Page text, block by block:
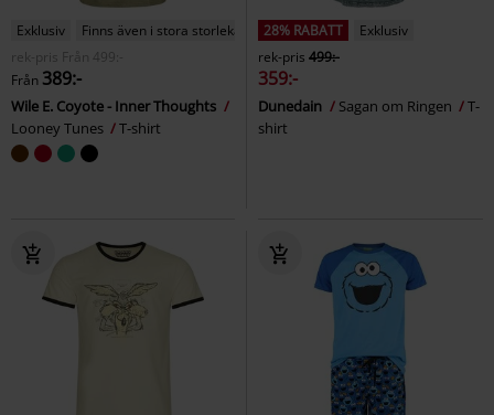
Exklusiv
Finns även i stora storlekar
rek-pris
Från
499:-
Från 389:-
Wile E. Coyote - Inner Thoughts
Looney Tunes
T-shirt
28% RABATT
Exklusiv
rek-pris 499:-
359:-
Dunedain Sagan om Ringen
T-
shirt